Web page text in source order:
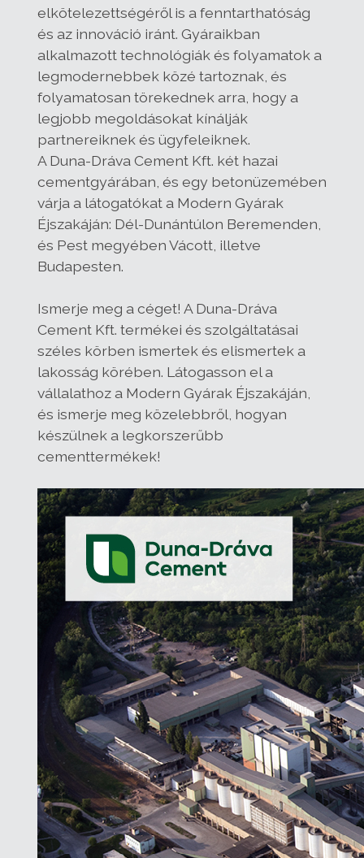
elkötelezettségéről is a fenntarthatóság
és az innováció iránt. Gyáraikban
alkalmazott technológiák és folyamatok a
legmodernebbek közé tartoznak, és
folyamatosan törekednek arra, hogy a
legjobb megoldásokat kínálják
partnereiknek és ügyfeleiknek.
A Duna-Dráva Cement Kft. két hazai
cementgyárában, és egy betonüzemében
várja a látogatókat a Modern Gyárak
Éjszakáján: Dél-Dunántúlon Beremenden,
és Pest megyében Vácott, illetve
Budapesten.
Ismerje meg a céget! A Duna-Dráva
Cement Kft. termékei és szolgáltatásai
széles körben ismertek és elismertek a
lakosság körében. Látogasson el a
vállalathoz a Modern Gyárak Éjszakáján,
és ismerje meg közelebbről, hogyan
készülnek a legkorszerűbb
cementtermékek!